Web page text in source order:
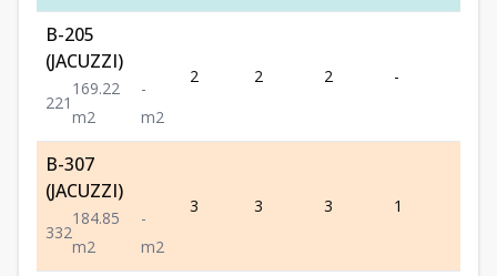
B-205
(JACUZZI)
221
169.22
m2
-
m2
2 2 2 -
B-307
(JACUZZI)
332
184.85
m2
-
m2
3 3 3 1